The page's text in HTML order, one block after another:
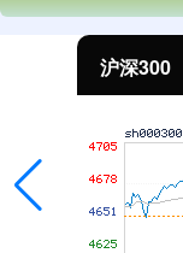
沪深300